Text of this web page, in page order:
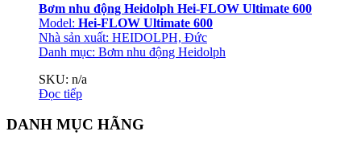
Bơm nhu động Heidolph Hei-FLOW Ultimate 600
Model: Hei-FLOW Ultimate 600
Nhà sản xuất: HEIDOLPH, Đức
Danh mục: Bơm nhu động Heidolph
SKU: n/a
Đọc tiếp
DANH MỤC HÃNG